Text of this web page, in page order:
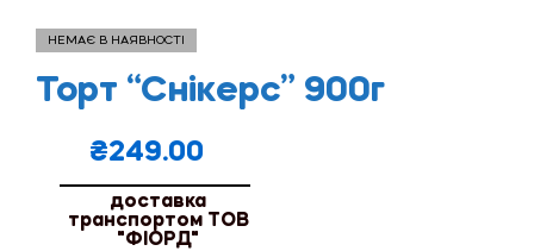
НЕМАЄ В НАЯВНОСТІ
Торт “Снікерс” 900г
₴249.00
доставка
транспортом ТОВ
"ФІОРД"